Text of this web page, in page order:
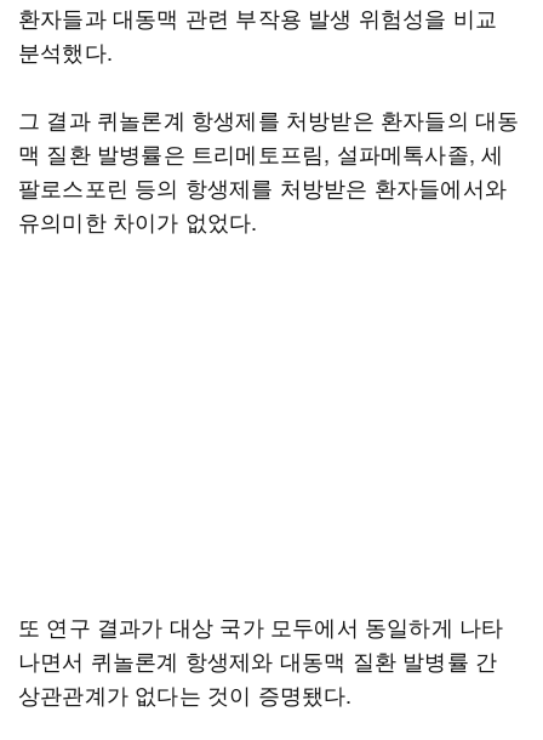
환자들과 대동맥 관련 부작용 발생 위험성을 비교
분석했다.
그 결과 퀴놀론계 항생제를 처방받은 환자들의 대동
맥 질환 발병률은 트리메토프림, 설파메톡사졸, 세
팔로스포린 등의 항생제를 처방받은 환자들에서와
유의미한 차이가 없었다.
또 연구 결과가 대상 국가 모두에서 동일하게 나타
나면서 퀴놀론계 항생제와 대동맥 질환 발병률 간
상관관계가 없다는 것이 증명됐다.